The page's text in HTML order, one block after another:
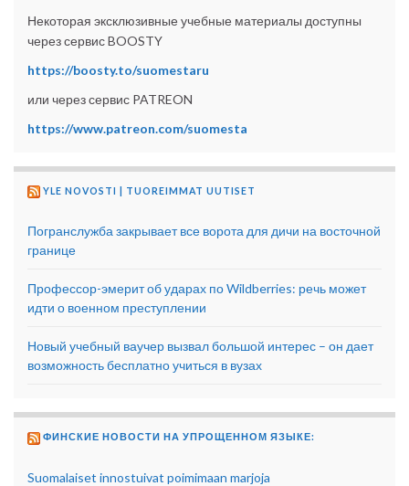
Некоторая эксклюзивные учебные материалы доступны
через сервис BOOSTY
https://boosty.to/suomestaru
или через сервис PATREON
https://www.patreon.com/suomesta
YLE NOVOSTI | TUOREIMMAT UUTISET
Погранслужба закрывает все ворота для дичи на восточной
границе
Профессор-эмерит об ударах по Wildberries: речь может
идти о военном преступлении
Новый учебный ваучер вызвал большой интерес – он дает
возможность бесплатно учиться в вузах
ФИНСКИЕ НОВОСТИ НА УПРОЩЕННОМ ЯЗЫКЕ:
Suomalaiset innostuivat poimimaan marjoja